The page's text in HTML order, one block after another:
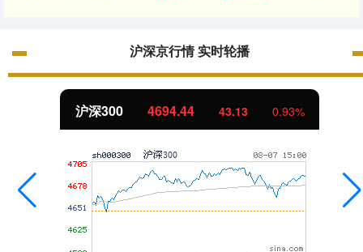
沪深京行情 实时轮播
沪深300 4694.44 43.13 0.93%